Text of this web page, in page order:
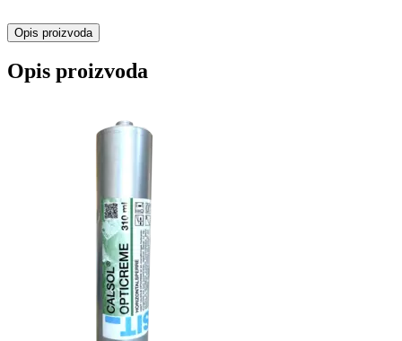
Opis proizvoda
Opis proizvoda